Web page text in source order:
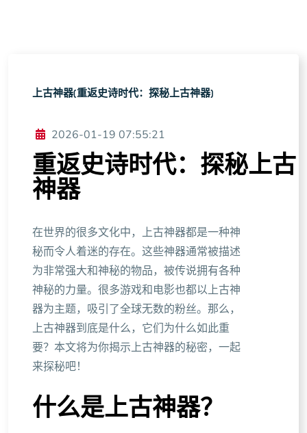
上古神器(重返史诗时代：探秘上古神器)
2026-01-19 07:55:21
重返史诗时代：探秘上古
神器
在世界的很多文化中，上古神器都是一种神
秘而令人着迷的存在。这些神器通常被描述
为非常强大和神秘的物品，被传说拥有各种
神秘的力量。很多游戏和电影也都以上古神
器为主题，吸引了全球无数的粉丝。那么，
上古神器到底是什么，它们为什么如此重
要？本文将为你揭示上古神器的秘密，一起
来探秘吧！
什么是上古神器？